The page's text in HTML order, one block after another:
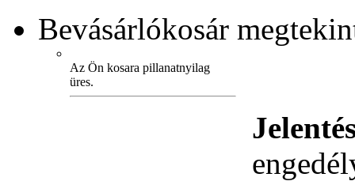
Bevásárlókosár
Az Ön kosara pillanatnyilag
üres.